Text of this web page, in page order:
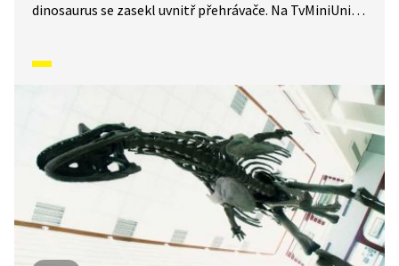
dinosaurus se zasekl uvnitř přehrávače. Na TvMiniUni se